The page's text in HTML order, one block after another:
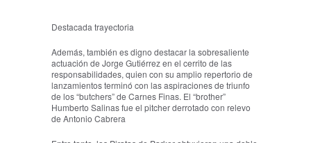
Destacada trayectoria
Además, también es digno destacar la sobresaliente
actuación de Jorge Gutiérrez en el cerrito de las
responsabilidades, quien con su amplio repertorio de
lanzamientos terminó con las aspiraciones de triunfo
de los “butchers” de Carnes Finas. El “brother”
Humberto Salinas fue el pitcher derrotado con relevo
de Antonio Cabrera